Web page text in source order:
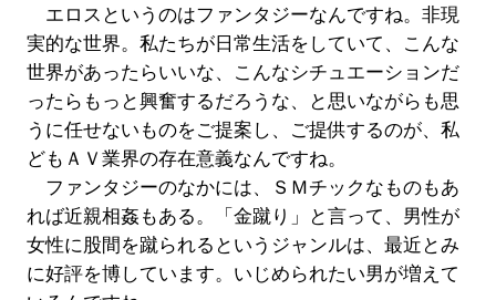
エロスというのはファンタジーなんですね。非現
実的な世界。私たちが日常生活をしていて、こんな
世界があったらいいな、こんなシチュエーションだ
ったらもっと興奮するだろうな、と思いながらも思
うに任せないものをご提案し、ご提供するのが、私
どもＡＶ業界の存在意義なんですね。
ファンタジーのなかには、ＳＭチックなものもあ
れば近親相姦もある。「金蹴り」と言って、男性が
女性に股間を蹴られるというジャンルは、最近とみ
に好評を博しています。いじめられたい男が増えて